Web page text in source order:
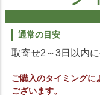
通常の目安
取寄せ2～3日以内
ご購入のタイミングに
ございます。